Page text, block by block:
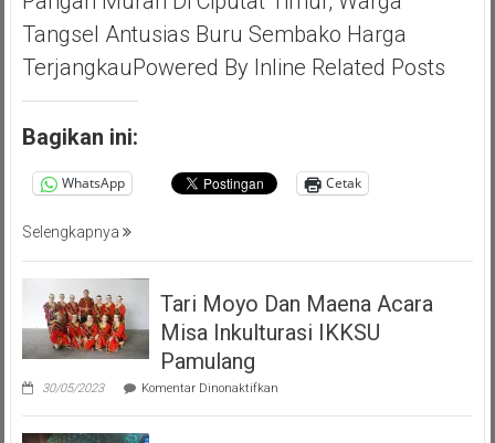
Giat
Akbar
Tangsel Antusias Buru Sembako Harga
TerjangkauPowered By Inline Related Posts
Bagikan ini:
WhatsApp Cetak
Selengkapnya
Tari Moyo Dan Maena Acara
Misa Inkulturasi IKKSU
Pamulang
30/05/2023 Komentar Dinonaktifkanpada
Moyo